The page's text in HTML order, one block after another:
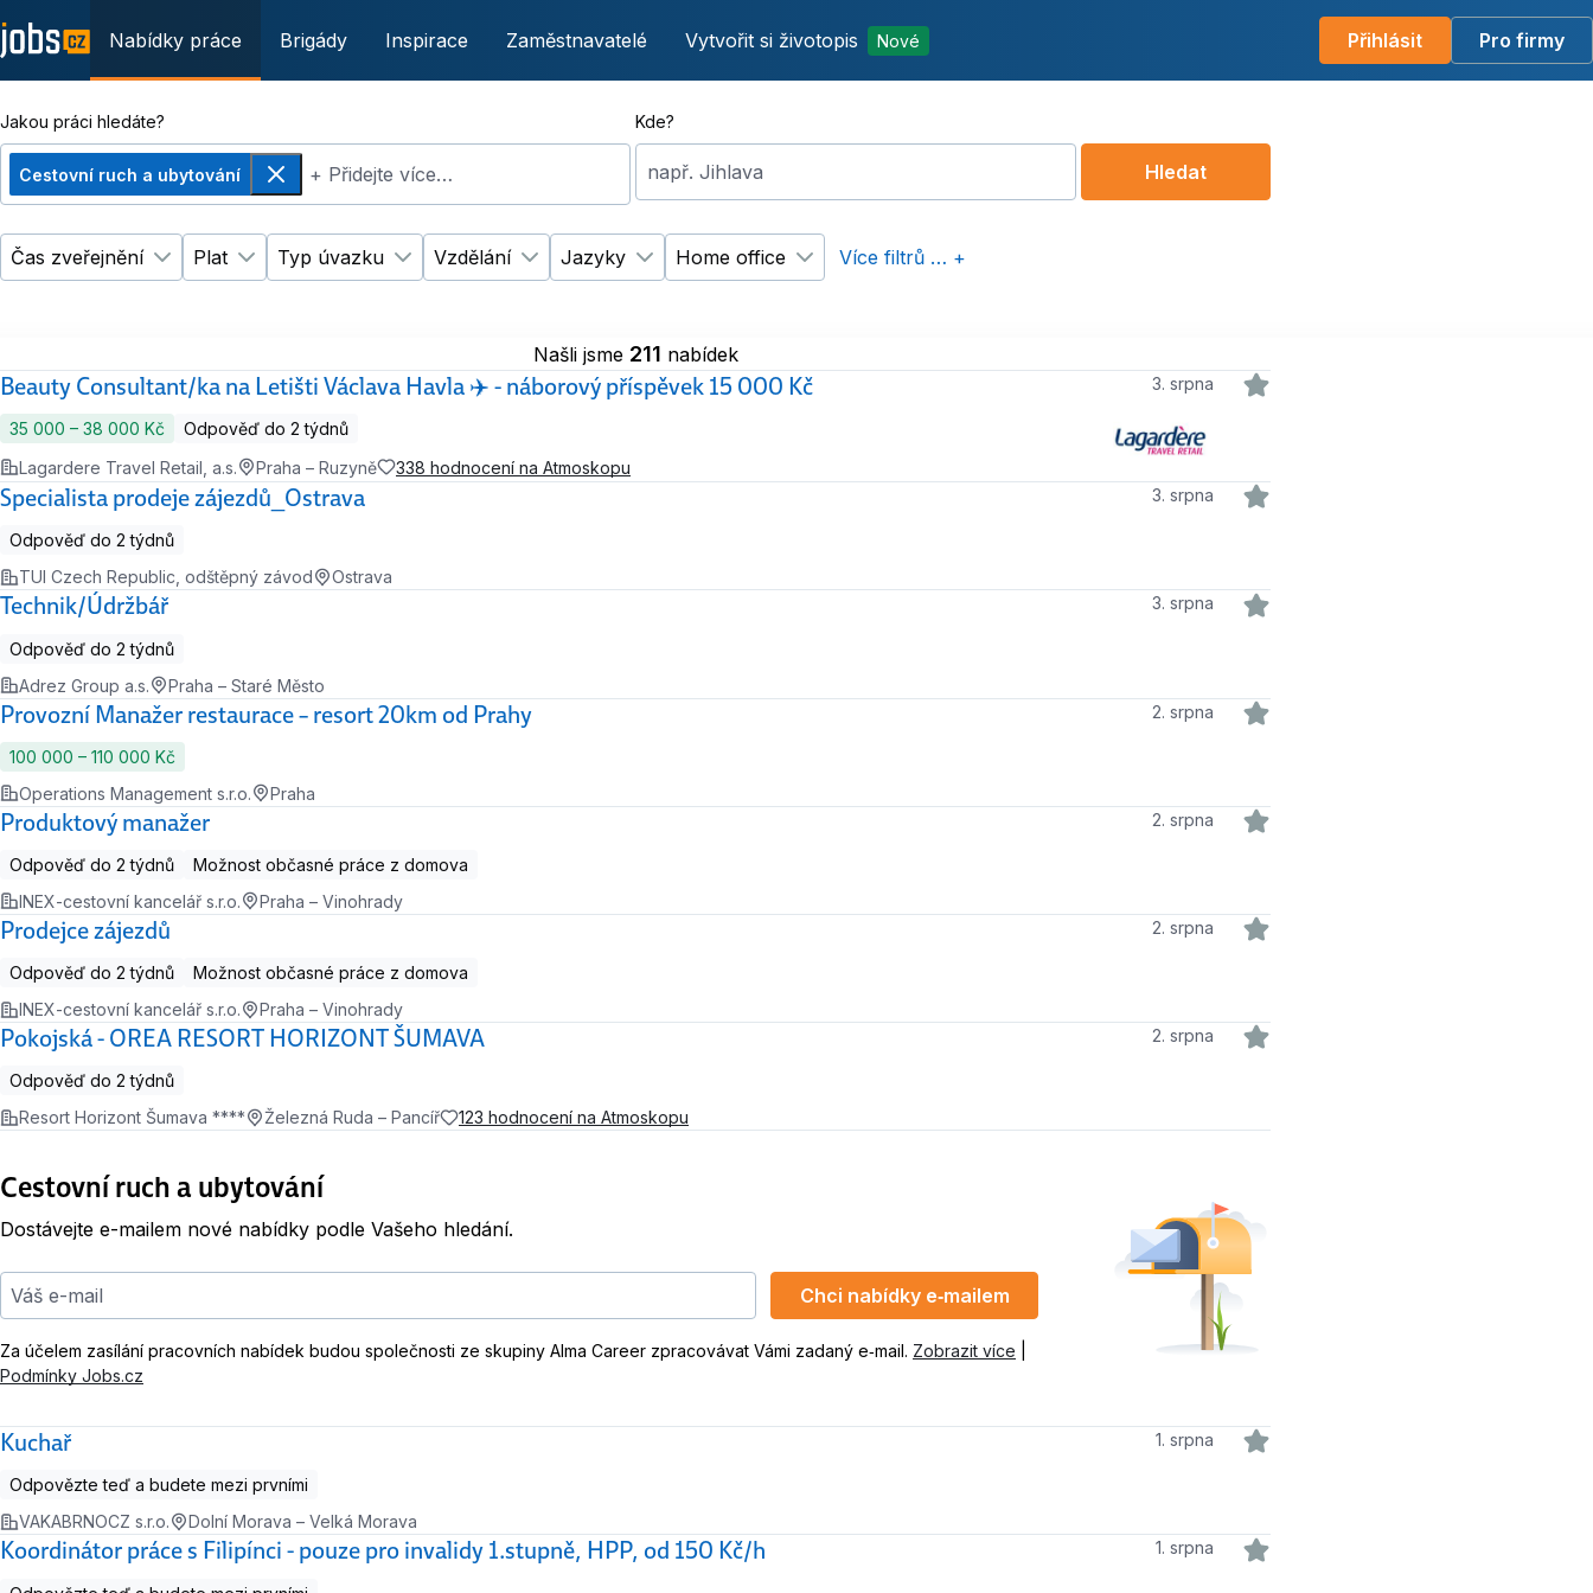
Nabídky práce Brigády Inspirace Zaměstnavatelé Vytvořit si životopis Nové Přihlásit Pro firmy
Jakou práci hledáte?
Cestovní ruch a ubytování
Odebrat+ Přidejte více…
Kde?
např. Jihlava
Čas zveřejnění
Změnit filtr Čas zveřejnění
Plat
Změnit filtr Plat
Typ úvazku
Změnit filtr Typ úvazku
Vzdělání
Změnit filtr Vzdělání
Jazyky
Změnit filtr Jazyky
Home office
Změnit filtr Home office
Více filtrů … +
Hledat
Našli jsme 211 nabídek
Beauty Consultant/ka na Letišti Václava Havla ✈️ - náborový příspěvek 15 000 Kč 3. srpna
35 000 ‍–‍ 38 000 Kč
Odpověď do 2 týdnů
Lagardere Travel Retail, a.s.
Praha – Ruzyně 338 hodnocení na Atmoskopu
Specialista prodeje zájezdů_Ostrava 3. srpna
Odpověď do 2 týdnů
TUI Czech Republic, odštěpný závod
Ostrava
Technik/Údržbář 3. srpna
Odpověď do 2 týdnů
Adrez Group a.s.
Praha – Staré Město
Provozní Manažer restaurace – resort 20km od Prahy 2. srpna
100 000 ‍–‍ 110 000 Kč
Operations Management s.r.o.
Praha
Produktový manažer 2. srpna
Odpověď do 2 týdnů
Možnost občasné práce z domova
INEX-cestovní kancelář s.r.o.
Praha – Vinohrady
Prodejce zájezdů 2. srpna
Odpověď do 2 týdnů
Možnost občasné práce z domova
INEX-cestovní kancelář s.r.o.
Praha – Vinohrady
Pokojská - OREA RESORT HORIZONT ŠUMAVA 2. srpna
Odpověď do 2 týdnů
Resort Horizont Šumava ****
Železná Ruda – Pancíř 123 hodnocení na Atmoskopu
Cestovní ruch a ubytování
Dostávejte e-mailem nové nabídky podle Vašeho hledání.
Váš e-mail
Chci nabídky e‑mailem
Za účelem zasílání pracovních nabídek budou společnosti ze skupiny Alma Career zpracovávat Vámi zadaný e‑mail. Zobrazit více
Podmínky Jobs.cz
Kuchař 1. srpna
Odpovězte teď a budete mezi prvními
VAKABRNOCZ s.r.o.
Dolní Morava – Velká Morava
Koordinátor práce s Filipínci - pouze pro invalidy 1.stupně, HPP, od 150 Kč/h 1. srpna